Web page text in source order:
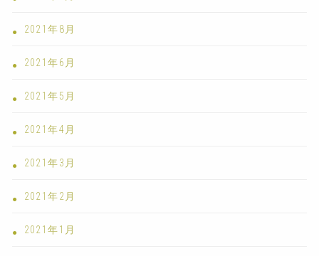
2021年8月
2021年6月
2021年5月
2021年4月
2021年3月
2021年2月
2021年1月